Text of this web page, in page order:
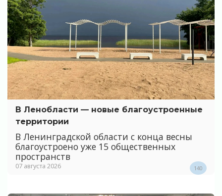
В Ленобласти — новые благоустроенные
территории
В Ленинградской области с конца весны
благоустроено уже 15 общественных
пространств
07 августа 2026 140